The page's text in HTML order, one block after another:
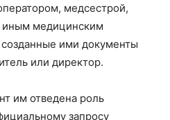
медсестрой,
иным медицинским
ими документы
или директор.
им отведена роль
запросу